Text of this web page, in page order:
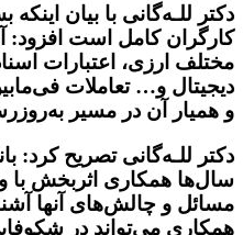
دکتر للـه‌گانی با بیان
کارگران کامل است افزود:
مختلف ارزی، اعتبارات
دیجیتال و… تعاملات
و همیار آن در مسیر
دکتر للـه‌گانی تصریح کرد:
سال‌ها همکاری اثربخش با
مسائل و چالش‌های آنها
همکاری می‌تواند در